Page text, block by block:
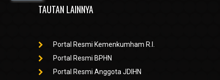
TAUTAN LAINNYA
Portal Resmi Kemenkumham R.I.
Portal Resmi BPHN
Portal Resmi Anggota JDIHN